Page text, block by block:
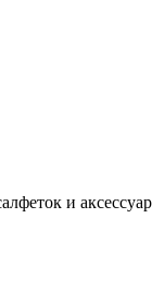
и